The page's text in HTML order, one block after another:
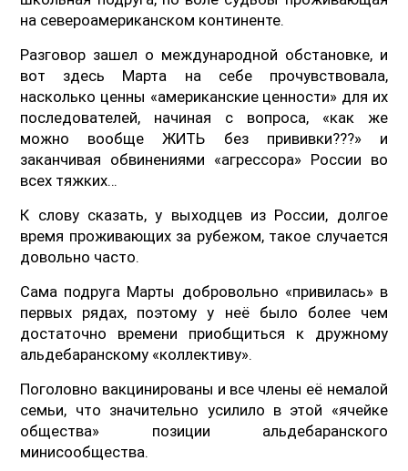
на североамериканском континенте.
Разговор зашел о международной обстановке, и
вот здесь Марта на себе прочувствовала,
насколько ценны «американские ценности» для их
последователей, начиная с вопроса, «как же
можно вообще ЖИТЬ без прививки???» и
заканчивая обвинениями «агрессора» России во
всех тяжких…
К слову сказать, у выходцев из России, долгое
время проживающих за рубежом, такое случается
довольно часто.
Сама подруга Марты добровольно «привилась» в
первых рядах, поэтому у неё было более чем
достаточно времени приобщиться к дружному
альдебаранскому «коллективу».
Поголовно вакцинированы и все члены её немалой
семьи, что значительно усилило в этой «ячейке
общества» позиции альдебаранского
минисообщества.